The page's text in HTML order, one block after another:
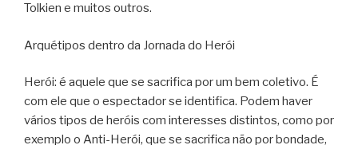
Tolkien e muitos outros.
Arquétipos dentro da Jornada do Herói
Herói: é aquele que se sacrifica por um bem coletivo. É
com ele que o espectador se identifica. Podem haver
vários tipos de heróis com interesses distintos, como por
exemplo o Anti-Herói, que se sacrifica não por bondade,